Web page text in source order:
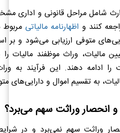
شامل مراحل قانونی و اداری
کنند و اظهارنامه مالیاتی مربوط
متوفی ارزیابی می‌شود و بر
مالیات، وراث موظفند مالیات را
را ادامه دهند. این فرآیند به
به تقسیم اموال و دارایی‌های
انحصار وراثت سهم می‌برد؟
وراثت سهم نمی‌برد و در